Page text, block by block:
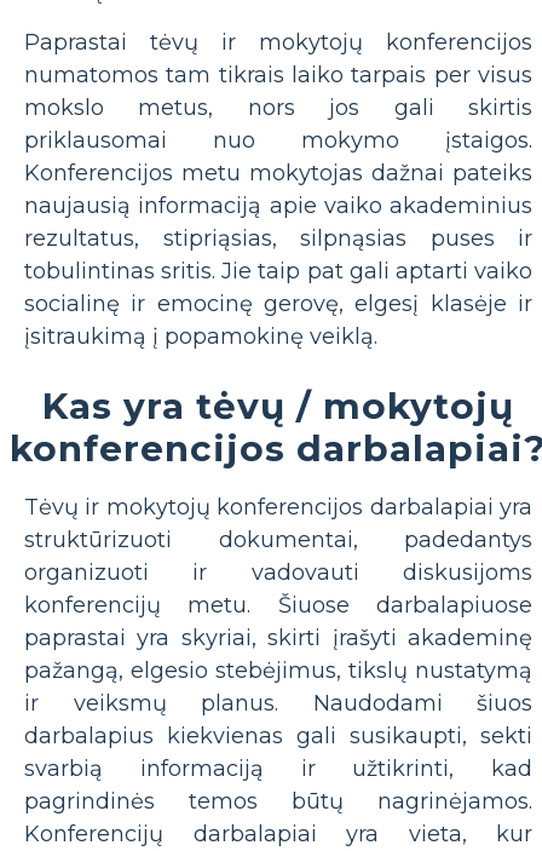
Paprastai tėvų ir mokytojų konferencijos
numatomos tam tikrais laiko tarpais per visus
mokslo metus, nors jos gali skirtis
priklausomai nuo mokymo įstaigos.
Konferencijos metu mokytojas dažnai pateiks
naujausią informaciją apie vaiko akademinius
rezultatus, stipriąsias, silpnąsias puses ir
tobulintinas sritis. Jie taip pat gali aptarti vaiko
socialinę ir emocinę gerovę, elgesį klasėje ir
įsitraukimą į popamokinę veiklą.
Kas yra tėvų / mokytojų
konferencijos
Tėvų ir mokytojų konferencijos darbalapiai yra
struktūrizuoti dokumentai, padedantys
organizuoti ir vadovauti diskusijoms
konferencijų metu. Šiuose darbalapiuose
paprastai yra skyriai, skirti įrašyti akademinę
pažangą, elgesio stebėjimus, tikslų nustatymą
ir veiksmų planus. Naudodami šiuos
darbalapius kiekvienas gali susikaupti, sekti
svarbią informaciją ir užtikrinti, kad
pagrindinės temos būtų nagrinėjamos.
Konferencijų darbalapiai yra vieta, kur